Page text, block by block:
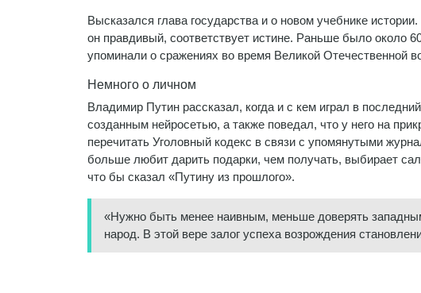
Высказался глава государства и о новом учебнике
он правдивый, соответствует истине. Раньше было около
упоминали о сражениях во время Великой Отечественной
Немного о личном
Владимир Путин рассказал, когда и с кем играл в
созданным нейросетью, а также поведал, что у него на
перечитать Уголовный кодекс в связи с упомянутыми
больше любит дарить подарки, чем получать, выбирает
что бы сказал «Путину из прошлого».
«Нужно быть менее наивным, меньше доверять
народ. В этой вере залог успеха возрождения